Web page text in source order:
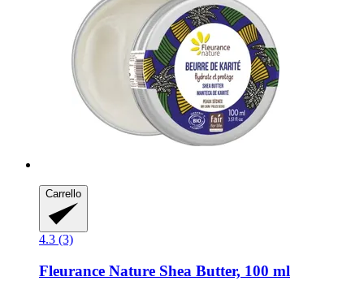
Carrello
4.3 (3)
Fleurance Nature Shea Butter, 100 ml